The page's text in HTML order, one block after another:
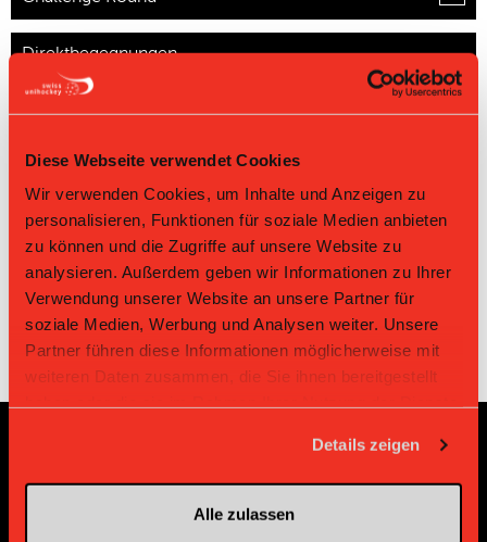
Diese Webseite verwendet Cookies
Wir verwenden Cookies, um Inhalte und Anzeigen zu
personalisieren, Funktionen für soziale Medien anbieten
zu können und die Zugriffe auf unsere Website zu
analysieren. Außerdem geben wir Informationen zu Ihrer
Verwendung unserer Website an unsere Partner für
soziale Medien, Werbung und Analysen weiter. Unsere
Partner führen diese Informationen möglicherweise mit
weiteren Daten zusammen, die Sie ihnen bereitgestellt
Details zeigen
Alle zulassen
Direktbegegnungen
Zeit Resultat
08.02.2025 14:30
St-Maurice
Pécaporés
Unihockey
Riviera I
2:13
07.12.2024 09:00
Pécaporés
Riviera I
7:7